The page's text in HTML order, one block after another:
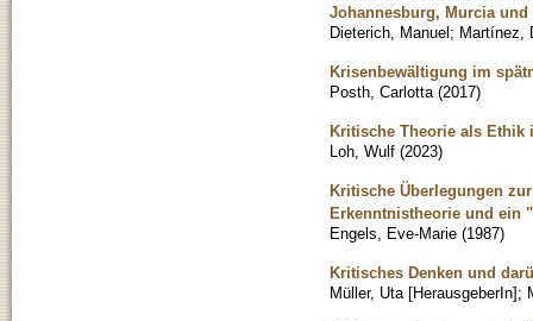
Johannesburg, Murcia
Dieterich, Manuel; Martínez,
Krisenbewältigung im
Posth, Carlotta (2017)
Kritische Theorie als Ethik
Loh, Wulf (2023)
Kritische Überlegungen
Erkenntnistheorie und ein
Engels, Eve-Marie (1987)
Kritisches Denken und
Müller, Uta [HerausgeberIn];